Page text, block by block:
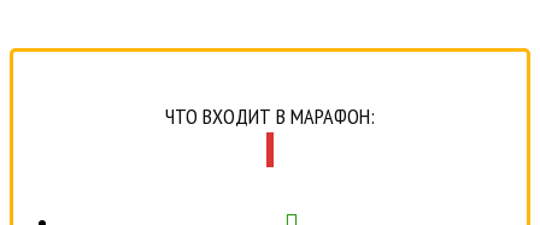
ЧТО ВХОДИТ В МАРАФОН: